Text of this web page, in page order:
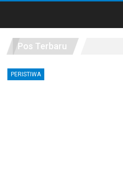
Pos Terbaru
PERISTIWA